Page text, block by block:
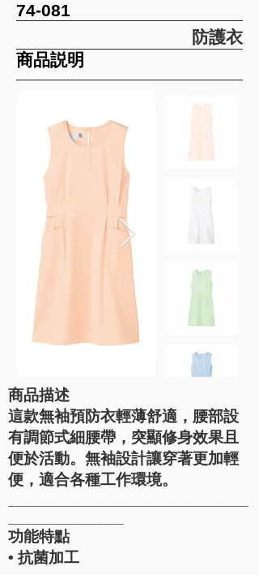
74-081
防護衣
​商品説明
商品描述
這款無袖預防衣輕薄舒適，腰部設
有調節式細腰帶，突顯修身效果且
便於活動。無袖設計讓穿著更加輕
便，適合各種工作環境。
功能特點
• 抗菌加工